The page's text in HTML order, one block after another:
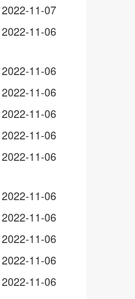
2022-11-07
2022-11-06
2022-11-06
2022-11-06
2022-11-06
2022-11-06
2022-11-06
2022-11-06
2022-11-06
2022-11-06
2022-11-06
2022-11-06